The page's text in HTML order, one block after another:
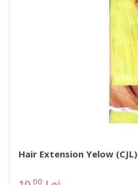
Hair Extension Yelow (CJL)
00